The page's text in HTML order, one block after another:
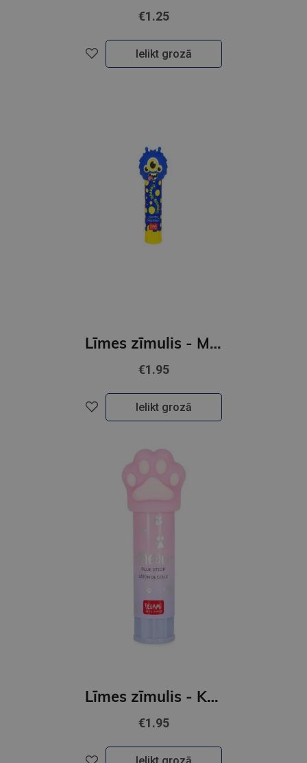
€1.25
Ielikt grozā
Līmes zīmulis - MONSTER
€1.95
Ielikt grozā
Līmes zīmulis - KITTY
€1.95